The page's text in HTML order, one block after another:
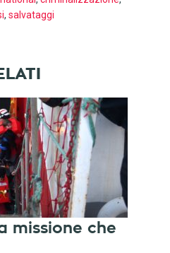
, salvataggi
missione che